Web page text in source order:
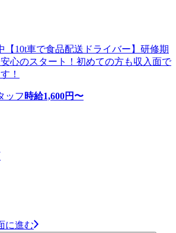
【10t車で食品配送ドライバー】研修期
心のスタート！初めての方も収入面で
！
ッフ 時給1,600円〜
に進む